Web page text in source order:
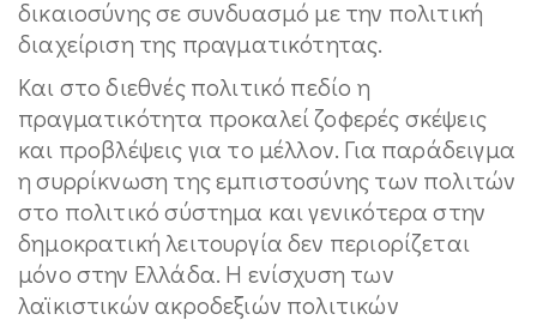
δικαιοσύνης σε συνδυασμό με την πολιτική
διαχείριση της πραγματικότητας.
Και στο διεθνές πολιτικό πεδίο η
πραγματικότητα προκαλεί ζοφερές σκέψεις
και προβλέψεις για το μέλλον. Για παράδειγμα
η συρρίκνωση της εμπιστοσύνης των πολιτών
στο πολιτικό σύστημα και γενικότερα στην
δημοκρατική λειτουργία δεν περιορίζεται
μόνο στην Ελλάδα. Η ενίσχυση των
λαϊκιστικών ακροδεξιών πολιτικών